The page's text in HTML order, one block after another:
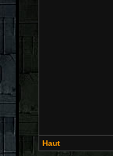
Haut